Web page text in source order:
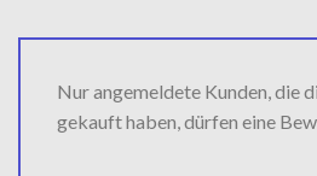
Nur angemeldete Kunden, die
gekauft haben, dürfen eine